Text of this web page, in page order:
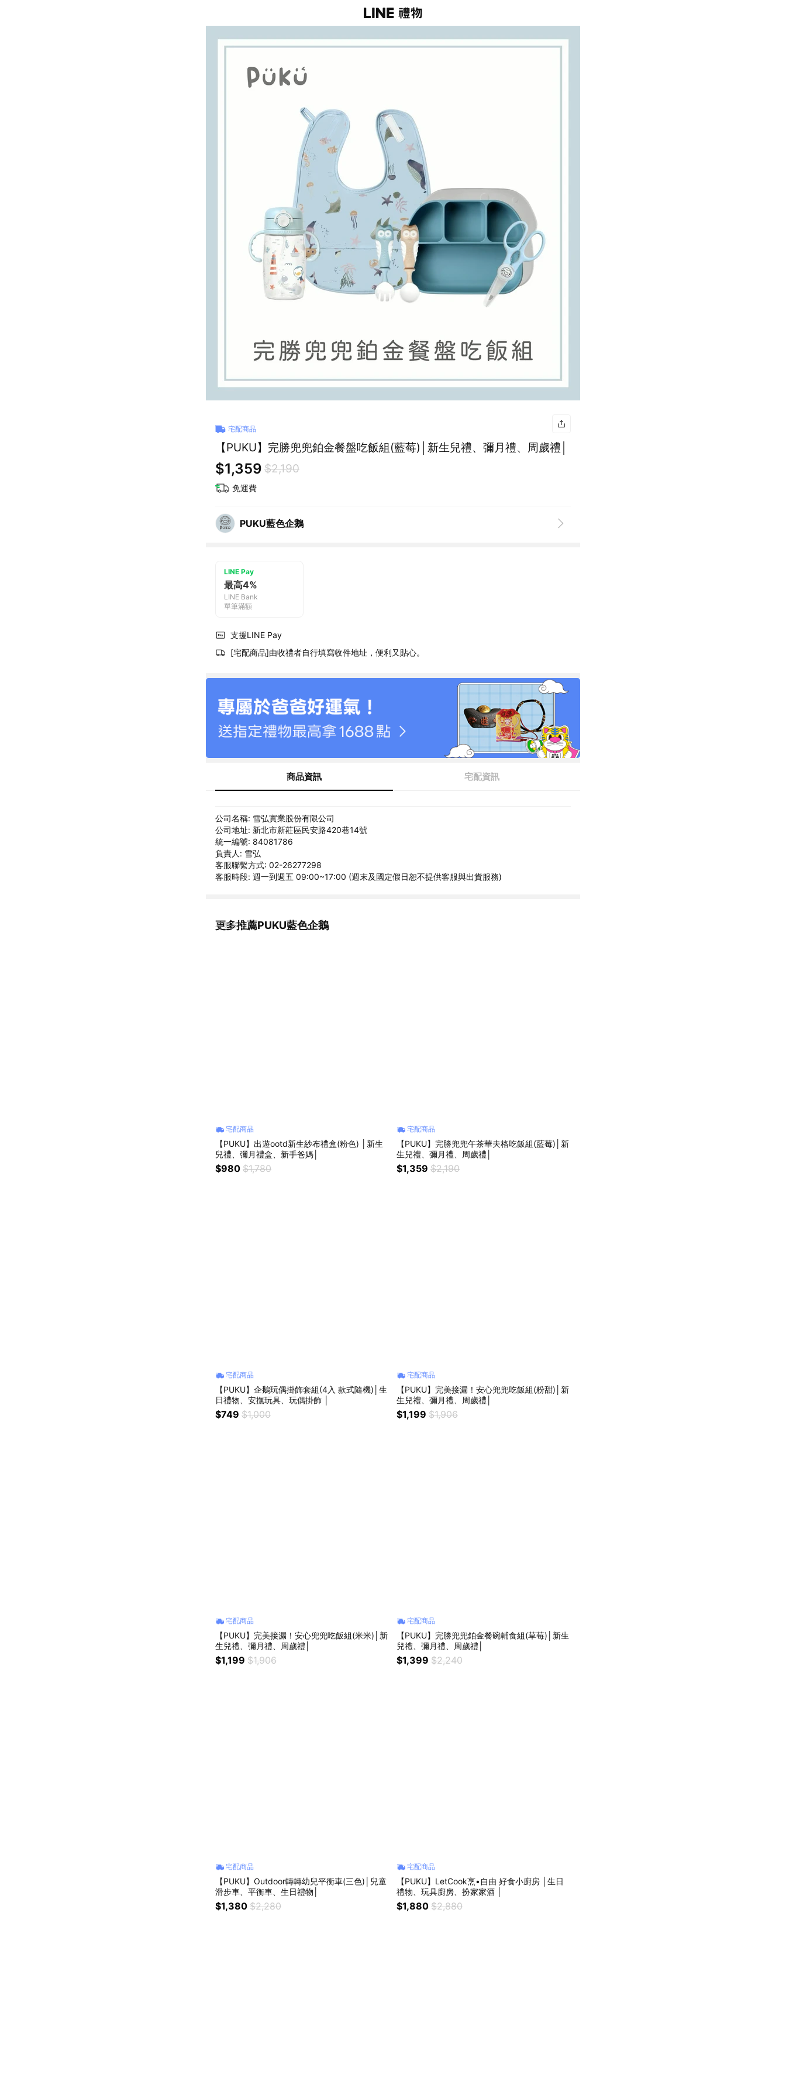
宅配商品
【PUKU】完勝兜兜鉑金餐盤吃飯組(藍莓)│新生兒禮、彌月禮、周歲禮│
$1,359 $2,190
免運費
PUKU藍色企鵝
LINE Pay
最高4%
LINE Bank
單筆滿額
支援LINE Pay
[宅配商品]由收禮者自行填寫收件地址，便利又貼心。
商品資訊 宅配資訊
公司名稱: 雪弘實業股份有限公司
公司地址: 新北市新莊區民安路420巷14號
統一編號: 84081786
負責人: 雪弘
客服聯繫方式: 02-26277298
客服時段: 週一到週五 09:00~17:00 (週末及國定假日恕不提供客服與出貨服務)
更多推薦PUKU藍色企鵝
看更多
宅配商品
【PUKU】出遊ootd新生紗布禮盒(粉色) │新生
兒禮、彌月禮盒、新手爸媽│
$980 $1,780
宅配商品
【PUKU】完勝兜兜午茶華夫格吃飯組(藍莓)│新
生兒禮、彌月禮、周歲禮│
$1,359 $2,190
宅配商品
【PUKU】企鵝玩偶掛飾套組(4入 款式隨機)│生
日禮物、安撫玩具、玩偶掛飾 │
$749 $1,000
宅配商品
【PUKU】完美接漏！安心兜兜吃飯組(粉甜)│新
生兒禮、彌月禮、周歲禮│
$1,199 $1,906
宅配商品
【PUKU】完美接漏！安心兜兜吃飯組(米米)│新
生兒禮、彌月禮、周歲禮│
$1,199 $1,906
宅配商品
【PUKU】完勝兜兜鉑金餐碗輔食組(草莓)│新生
兒禮、彌月禮、周歲禮│
$1,399 $2,240
宅配商品
【PUKU】Outdoor轉轉幼兒平衡車(三色)│兒童
滑步車、平衡車、生日禮物│
$1,380 $2,280
宅配商品
【PUKU】LetCook烹•自由 好食小廚房 │生日
禮物、玩具廚房、扮家家酒 │
$1,880 $2,880